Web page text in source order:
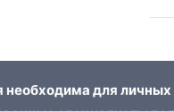
для личных